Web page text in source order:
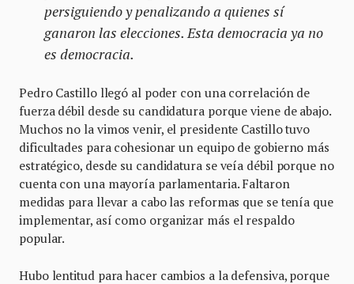
persiguiendo y penalizando a quienes sí
ganaron las elecciones. Esta democracia ya no
es democracia.
Pedro Castillo llegó al poder con una correlación de
fuerza débil desde su candidatura porque viene de abajo.
Muchos no la vimos venir, el presidente Castillo tuvo
dificultades para cohesionar un equipo de gobierno más
estratégico, desde su candidatura se veía débil porque no
cuenta con una mayoría parlamentaria. Faltaron
medidas para llevar a cabo las reformas que se tenía que
implementar, así como organizar más el respaldo
popular.
Hubo lentitud para hacer cambios a la defensiva, porque